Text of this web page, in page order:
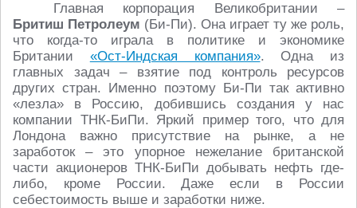
Главная корпорация Великобритании –
Бритиш Петролеум (Би-Пи). Она играет ту же роль,
что когда-то играла в политике и экономике
Британии «Ост-Индская компания». Одна из
главных задач – взятие под контроль ресурсов
других стран. Именно поэтому Би-Пи так активно
«лезла» в Россию, добившись создания у нас
компании ТНК-БиПи. Яркий пример того, что для
Лондона важно присутствие на рынке, а не
заработок – это упорное нежелание британской
части акционеров ТНК-БиПи добывать нефть где-
либо, кроме России. Даже если в России
себестоимость выше и заработки ниже.